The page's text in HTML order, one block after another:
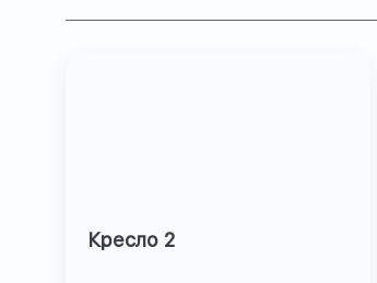
Кресло 2